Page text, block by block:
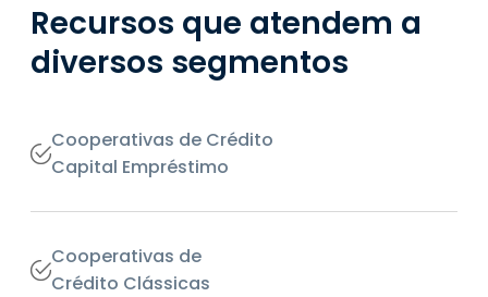
Recursos que atendem a
diversos segmentos
Cooperativas de Crédito
Capital Empréstimo
Cooperativas de
Crédito Clássicas